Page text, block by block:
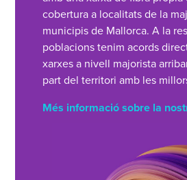
cobertura a localitats de la
municipis de Mallorca. A la
poblacions tenim acords
xarxes a nivell majorista
part del territori amb les
Més informació sobre la